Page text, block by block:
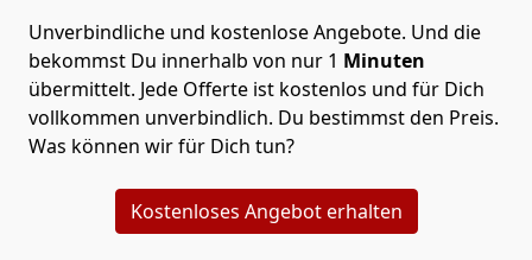
Unverbindliche und kostenlose Angebote. Und die
bekommst Du innerhalb von nur 1 Minuten
übermittelt. Jede Offerte ist kostenlos und für Dich
vollkommen unverbindlich. Du bestimmst den Preis.
Was können wir für Dich tun?
Kostenloses Angebot erhalten